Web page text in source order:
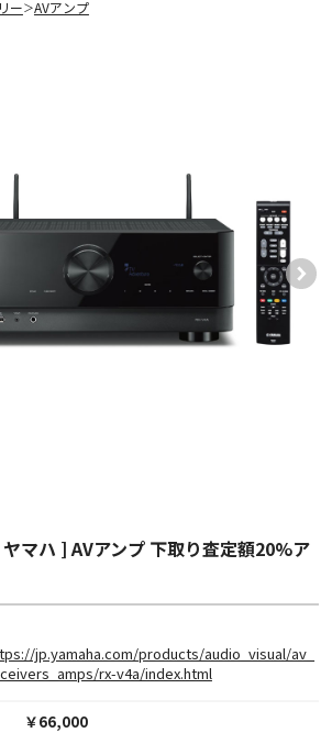
ー＞AVアンプ
ヤマハ ] AVアンプ 下取り査定額20%ア
jp.yamaha.com/products/audio_visual/av_
rx-v4a/index.html
￥66,000